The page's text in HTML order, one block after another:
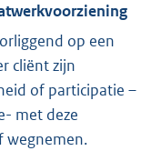
op een
cliënt zijn
of participatie –
met deze
wegnemen.